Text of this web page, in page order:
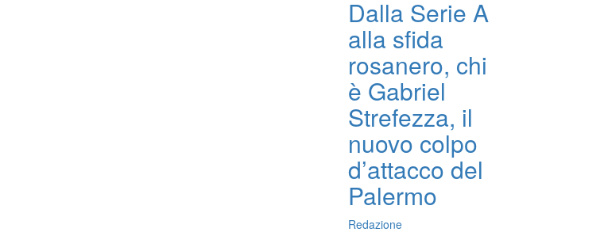
Dalla Serie A
alla sfida
rosanero, chi
è Gabriel
Strefezza, il
nuovo colpo
d’attacco del
Palermo
Redazione